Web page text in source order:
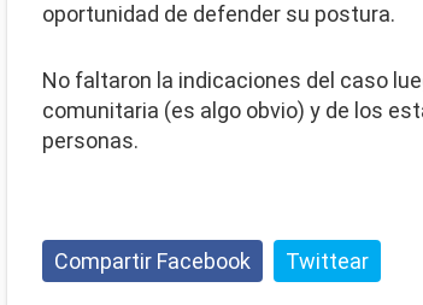
oportunidad de defender su postura.
No faltaron la indicaciones del caso
comunitaria (es algo obvio) y de los
personas.
Compartir Facebook Twittear